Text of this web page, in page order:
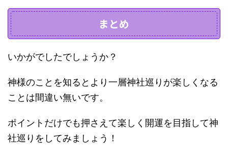
まとめ
いかがでしたでしょうか？
神様のことを知るとより一層神社巡りが楽しくなる
ことは間違い無いです。
ポイントだけでも押さえて楽しく開運を目指して神
社巡りをしてみましょう！